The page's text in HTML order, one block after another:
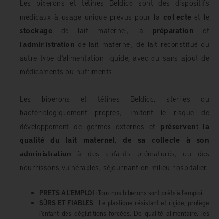
Les biberons et tétines Beldico sont des dispositifs
médicaux à usage unique prévus pour la collecte et le
stockage de lait maternel, la préparation et
l’administration de lait maternel, de lait reconstitué ou
autre type d’alimentation liquide, avec ou sans ajout de
médicaments ou nutriments.
Les biberons et tétines Beldico, stériles ou
bactériologiquement propres, limitent le risque de
développement de germes externes et préservent la
qualité du lait maternel, de sa collecte à son
administration à des enfants prématurés, ou des
nourrissons vulnérables, séjournant en milieu hospitalier.
PRETS A L'EMPLOI : Tous nos biberons sont prêts à l'emploi.
SÛRS ET FIABLES : Le plastique résistant et rigide, protège
l’enfant des déglutitions forcées. De qualité alimentaire, les